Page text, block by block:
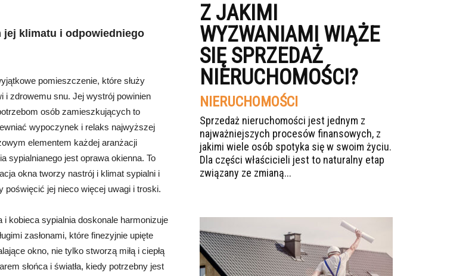
jej klimatu i odpowiedniego
pomieszczenie, które służy
i zdrowemu snu. Jej wystrój powinien
osób zamieszkujących to
wypoczynek i relaks najwyższej
elementem każdej aranżacji
sypialnianego jest oprawa okienna. To
okna tworzy nastrój i klimat sypialni i
poświęcić jej nieco więcej uwagi i troski.
i kobieca sypialnia doskonale harmonizuje
zasłonami, które finezyjnie upięte
okno, nie tylko stworzą miłą i ciepłą
słońca i światła, kiedy potrzebny jest
Z JAKIMI
WYZWANIAMI WIĄŻE
SIĘ SPRZEDAŻ
NIERUCHOMOŚCI?
NIERUCHOMOŚCI
Sprzedaż nieruchomości jest jednym z
najważniejszych procesów finansowych, z
jakimi wiele osób spotyka się w swoim życiu.
Dla części właścicieli jest to naturalny etap
związany ze zmianą...